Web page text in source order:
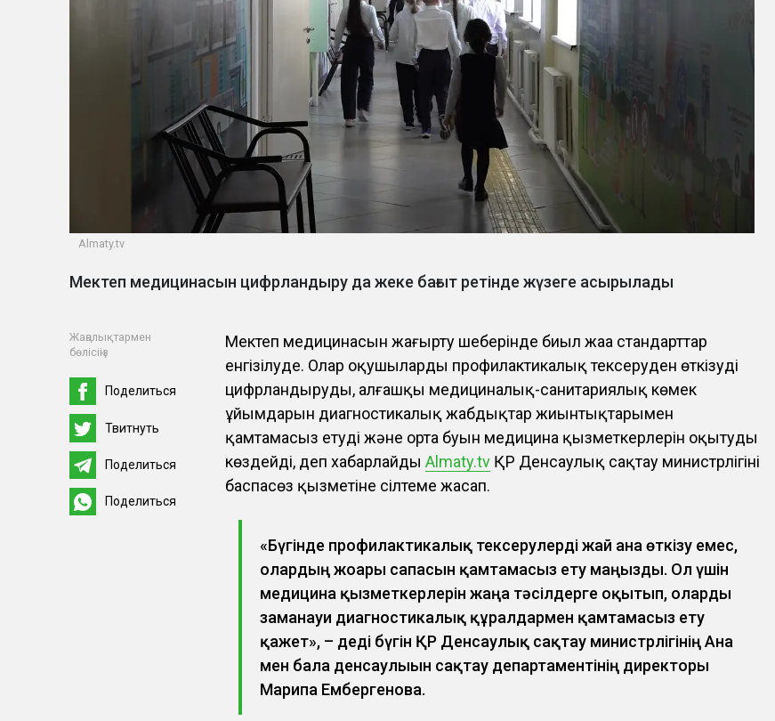
Аlmaty.tv
Мектеп медицинасын цифрландыру да жеке бағыт ретінде жүзеге асырылады
Жаңалықтармен
бөлісіңіз
Поделиться
Твитнуть
Поделиться
Поделиться
Мектеп медицинасын жаңғырту шеңберінде биыл жаңа стандарттар
енгізілуде. Олар оқушыларды профилактикалық тексеруден өткізуді
цифрландыруды, алғашқы медициналық-санитариялық көмек
ұйымдарын диагностикалық жабдықтар жиынтықтарымен
қамтамасыз етуді және орта буын медицина қызметкерлерін оқытуды
көздейді, деп хабарлайдыАlmaty.tv ҚР Денсаулық сақтау министрлігінің
баспасөз қызметіне сілтеме жасап.
«Бүгінде профилактикалық тексерулерді жай ғана өткізу емес,
олардың жоғары сапасын қамтамасыз ету маңызды. Ол үшін
медицина қызметкерлерін жаңа тәсілдерге оқытып, оларды
заманауи диагностикалық құралдармен қамтамасыз ету
қажет», – деді бүгін ҚР Денсаулық сақтау министрлігінің Ана
мен бала денсаулығын сақтау департаментінің директоры
Мағрипа Ембергенова.